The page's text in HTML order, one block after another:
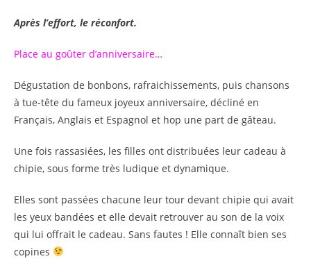
Après l’effort, le réconfort.
Place au goûter d’anniversaire…
Dégustation de bonbons, rafraichissements, puis chansons
à tue-tête du fameux joyeux anniversaire, décliné en
Français, Anglais et Espagnol et hop une part de gâteau.
Une fois rassasiées, les filles ont distribuées leur cadeau à
chipie, sous forme très ludique et dynamique.
Elles sont passées chacune leur tour devant chipie qui avait
les yeux bandées et elle devait retrouver au son de la voix
qui lui offrait le cadeau. Sans fautes ! Elle connaît bien ses
copines